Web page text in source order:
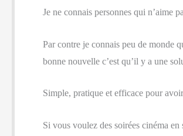
Je ne connais personnes qui n’aime
Par contre je connais peu de monde
bonne nouvelle c’est qu’il y a une
Simple, pratique et efficace pour
Si vous voulez des soirées cinéma